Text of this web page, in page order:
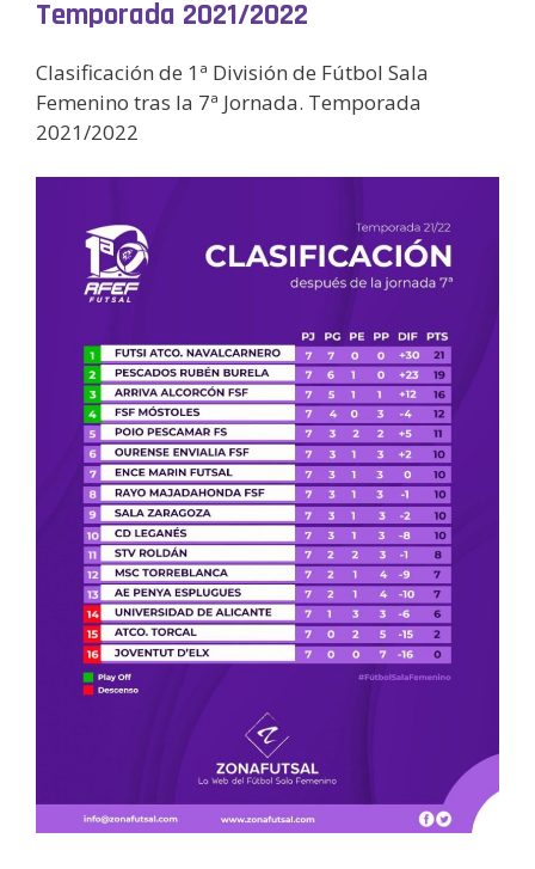
Temporada 2021/2022
Clasificación de 1ª División de Fútbol Sala
Femenino tras la 7ª Jornada. Temporada
2021/2022